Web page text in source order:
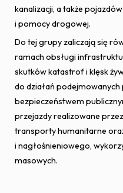
kanalizacji, a także
i pomocy drogowej.
Do tej grupy zaliczają się
ramach obsługi
skutków katastrof i klęsk
do działań podejmowanych
bezpieczeństwem
przejazdy realizowane
transporty humanitarne
i nagłośnieniowego,
masowych.